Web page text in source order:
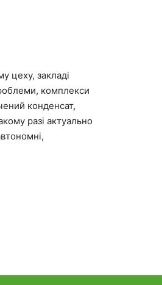
цеху, закладі
комплекси
конденсат,
разі актуально